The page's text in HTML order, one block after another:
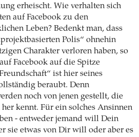
erheischt. Wie verhalten sich
auf Facebook zu den
Leben? Bedenkt man, dass
Polis“ ohnehin
Charakter verloren haben, so
Facebook auf die Spitze
ist hier seines
beraubt. Denn
noch von jenen gestellt, die
kennt. Für ein solches Ansinnen
- entweder jemand will Dein
sie etwas von Dir will oder aber es